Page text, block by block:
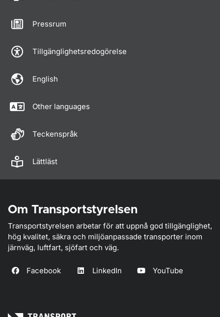
Pressrum
Tillgänglighetsredogörelse
English
Other languages
Teckenspråk
Lättläst
Om Transportstyrelsen
Transportstyrelsen arbetar för att uppnå god tillgänglighet,
hög kvalitet, säkra och miljöanpassade transporter inom
järnväg, luftfart, sjöfart och väg.
Facebook LinkedIn YouTube